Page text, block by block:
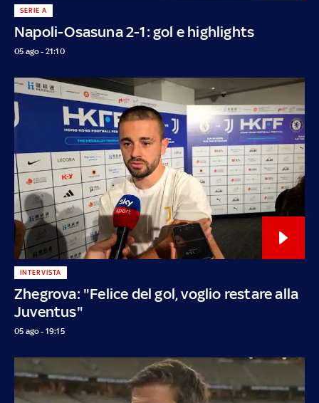
Napoli-Osasuna 2-1: gol e highlights
SERIE A
05 ago - 21:10
Zhegrova: "Felice del gol, voglio restare alla
Juventus"
INTERVISTA
05 ago - 19:15